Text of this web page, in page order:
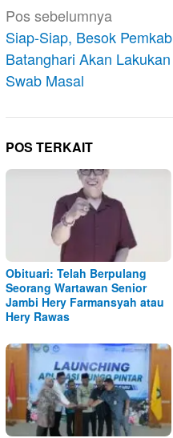
Navigasi
pos
Pos sebelumnya
Siap-Siap, Besok Pemkab
Batanghari Akan Lakukan
Swab Masal
POS TERKAIT
Obituari: Telah Berpulang
Seorang Wartawan Senior
Jambi Hery Farmansyah atau
Hery Rawas